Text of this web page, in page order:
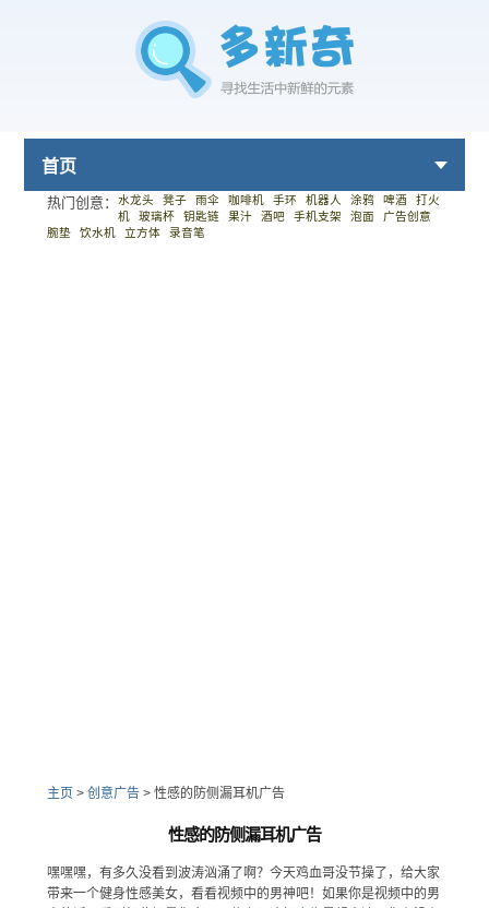
首页
热门创意： 水龙头 凳子 雨伞 咖啡机 手环 机器人 涂鸦 啤酒
打火
机
玻璃杯 钥匙链 果汁 酒吧 手机支架 泡面
广告创意
腕垫
饮水机 立方体 录音笔
主页 > 创意广告> 性感的防侧漏耳机广告
性感的防侧漏耳机广告
嘿嘿嘿，有多久没看到波涛汹涌了啊？今天鸡血哥没节操了，给大家
带来一个健身性感美女，看看视频中的男神吧！如果你是视频中的男